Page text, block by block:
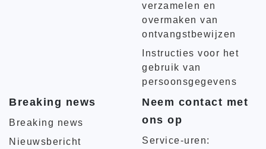
verzamelen en
overmaken van
ontvangstbewijzen
Instructies voor het
gebruik van
persoonsgegevens
Breaking news
Breaking news
Nieuwsbericht
Neem contact met
ons op
Service-uren: